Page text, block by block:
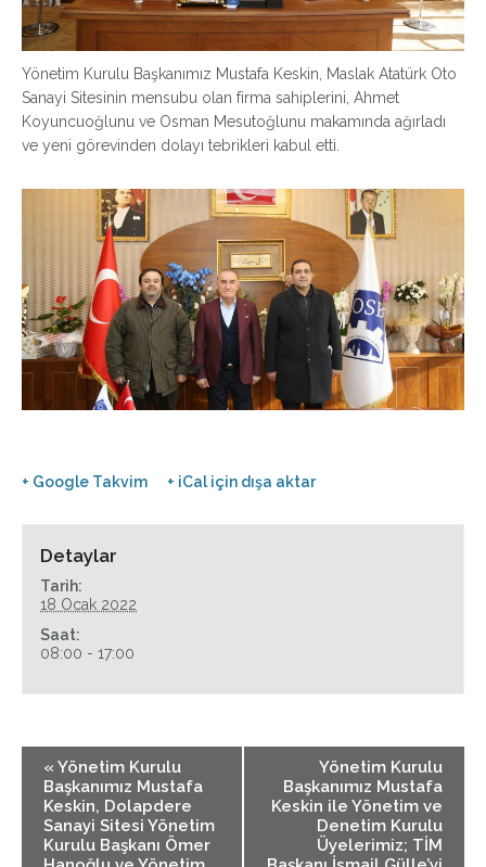
Yönetim Kurulu Başkanımız Mustafa Keskin, Maslak Atatürk Oto
Sanayi Sitesinin mensubu olan firma sahiplerini, Ahmet
Koyuncuoğlunu ve Osman Mesutoğlunu makamında ağırladı
ve yeni görevinden dolayı tebrikleri kabul etti.
+ Google Takvim + iCal için dışa aktar
Detaylar
Tarih:
18 Ocak 2022
Saat:
08:00 - 17:00
« Yönetim Kurulu
Başkanımız Mustafa
Keskin, Dolapdere
Sanayi Sitesi Yönetim
Kurulu Başkanı Ömer
Yönetim Kurulu
Başkanımız Mustafa
Keskin ile Yönetim ve
Denetim Kurulu
Üyelerimiz; TİM